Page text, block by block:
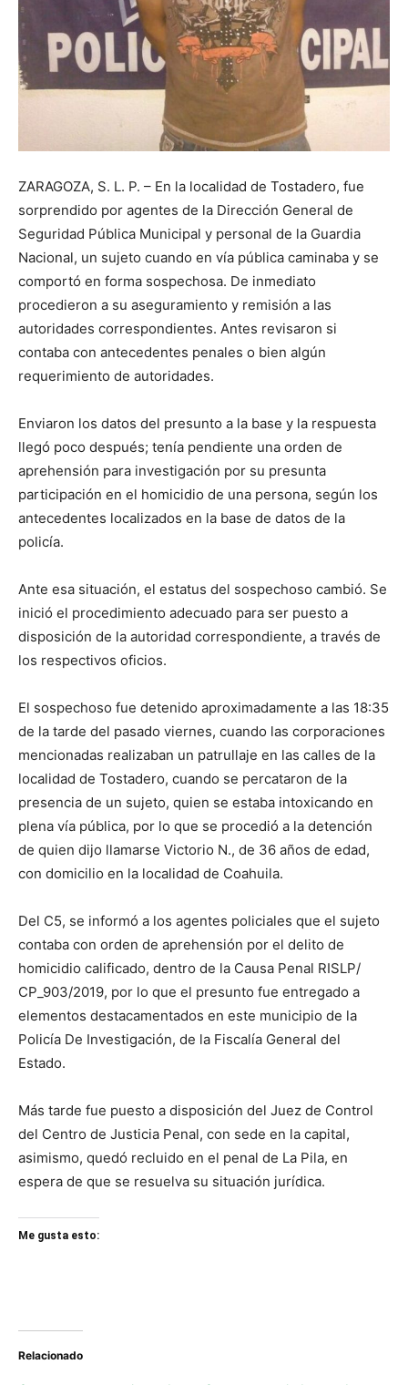
ZARAGOZA, S. L. P. – En la localidad de Tostadero, fue
sorprendido por agentes de la Dirección General de
Seguridad Pública Municipal y personal de la Guardia
Nacional, un sujeto cuando en vía pública caminaba y se
comportó en forma sospechosa. De inmediato
procedieron a su aseguramiento y remisión a las
autoridades correspondientes. Antes revisaron si
contaba con antecedentes penales o bien algún
requerimiento de autoridades.
Enviaron los datos del presunto a la base y la respuesta
llegó poco después; tenía pendiente una orden de
aprehensión para investigación por su presunta
participación en el homicidio de una persona, según los
antecedentes localizados en la base de datos de la
policía.
Ante esa situación, el estatus del sospechoso cambió. Se
inició el procedimiento adecuado para ser puesto a
disposición de la autoridad correspondiente, a través de
los respectivos oficios.
El sospechoso fue detenido aproximadamente a las 18:35
de la tarde del pasado viernes, cuando las corporaciones
mencionadas realizaban un patrullaje en las calles de la
localidad de Tostadero, cuando se percataron de la
presencia de un sujeto, quien se estaba intoxicando en
plena vía pública, por lo que se procedió a la detención
de quien dijo llamarse Victorio N., de 36 años de edad,
con domicilio en la localidad de Coahuila.
Del C5, se informó a los agentes policiales que el sujeto
contaba con orden de aprehensión por el delito de
homicidio calificado, dentro de la Causa Penal RISLP/
CP_903/2019, por lo que el presunto fue entregado a
elementos destacamentados en este municipio de la
Policía De Investigación, de la Fiscalía General del
Estado.
Más tarde fue puesto a disposición del Juez de Control
del Centro de Justicia Penal, con sede en la capital,
asimismo, quedó recluido en el penal de La Pila, en
espera de que se resuelva su situación jurídica.
Me gusta esto:
Relacionado